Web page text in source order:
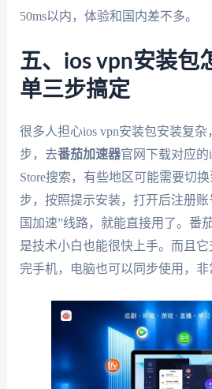
50ms以内，体验和国内差不多。
五、ios vpn安装包
单三步搞定
很多人担心ios vpn安装包安装复
步，去番茄加速器官网下载对应的
Store搜索，有些地区可能需要切
步，按照提示安装，打开后注册账
国加速”线路，就能直接用了。番
是技术小白也能很快上手。而且
完手机，电脑也可以同步使用，非